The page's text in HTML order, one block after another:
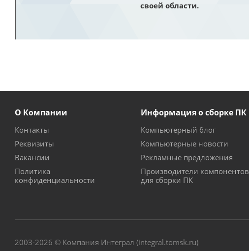
своей области.
О Компании
Контакты
Реквизиты
Вакансии
Политика
конфиденциальности
Информация о сборке ПК
Компьютерный блог
Компьютерные новости
Рекламные предложения
Производители компонентов
для сборки ПК
2003-2026 © Компания Интеграл (integral.tomsk.ru)